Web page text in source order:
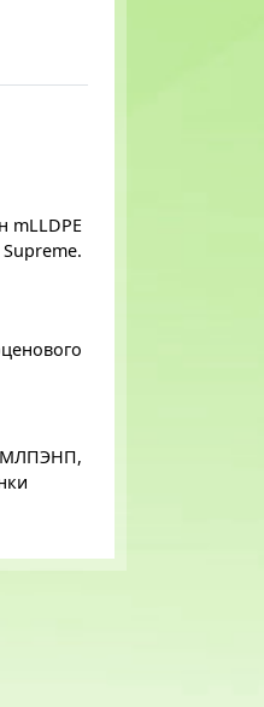
mLLDPE
МЛПЭНП,